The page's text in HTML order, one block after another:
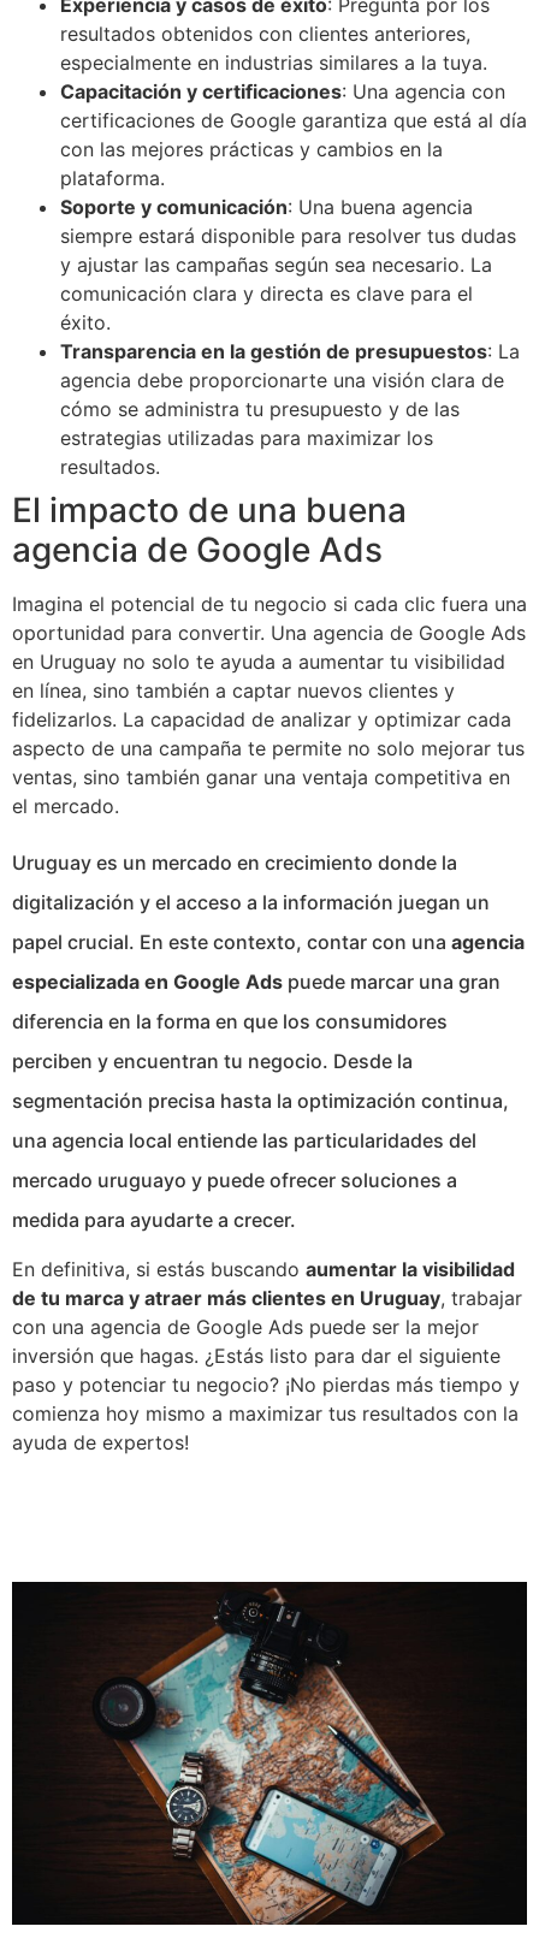
Experiencia y casos de éxito: Pregunta por los
resultados obtenidos con clientes anteriores,
especialmente en industrias similares a la tuya.
Capacitación y certificaciones: Una agencia con
certificaciones de Google garantiza que está al día
con las mejores prácticas y cambios en la
plataforma.
Soporte y comunicación: Una buena agencia
siempre estará disponible para resolver tus dudas
y ajustar las campañas según sea necesario. La
comunicación clara y directa es clave para el
éxito.
Transparencia en la gestión de presupuestos: La
agencia debe proporcionarte una visión clara de
cómo se administra tu presupuesto y de las
estrategias utilizadas para maximizar los
resultados.
El impacto de una buena
agencia de Google Ads
Imagina el potencial de tu negocio si cada clic fuera una
oportunidad para convertir. Una agencia de Google Ads
en Uruguay no solo te ayuda a aumentar tu visibilidad
en línea, sino también a captar nuevos clientes y
fidelizarlos. La capacidad de analizar y optimizar cada
aspecto de una campaña te permite no solo mejorar tus
ventas, sino también ganar una ventaja competitiva en
el mercado.
Uruguay es un mercado en crecimiento donde la
digitalización y el acceso a la información juegan un
papel crucial. En este contexto, contar con una agencia
especializada en Google Ads puede marcar una gran
diferencia en la forma en que los consumidores
perciben y encuentran tu negocio. Desde la
segmentación precisa hasta la optimización continua,
una agencia local entiende las particularidades del
mercado uruguayo y puede ofrecer soluciones a
medida para ayudarte a crecer.
En definitiva, si estás buscando aumentar la visibilidad
de tu marca y atraer más clientes en Uruguay, trabajar
con una agencia de Google Ads puede ser la mejor
inversión que hagas. ¿Estás listo para dar el siguiente
paso y potenciar tu negocio? ¡No pierdas más tiempo y
comienza hoy mismo a maximizar tus resultados con la
ayuda de expertos!